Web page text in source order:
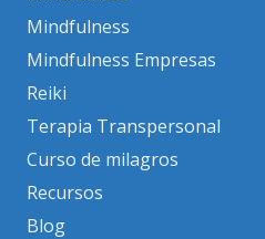
Mindfulness
Mindfulness Empresas
Reiki
Terapia Transpersonal
Curso de milagros
Recursos
Blog